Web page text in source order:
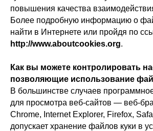
повышения качества
Более подробную информацию о
найти в Интернете или пройдя по
http://www.aboutcookies.org.
Как вы можете контролировать
позволяющие использование
В большинстве случаев
для просмотра веб-сайтов — веб-
Chrome, Internet Explorer, Firefox,
допускает хранение файлов куки в